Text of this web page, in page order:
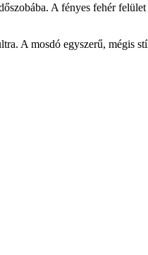
A fényes fehér felület
A mosdó egyszerű, mégis